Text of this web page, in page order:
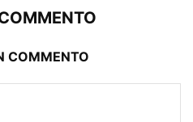
COMMENTO